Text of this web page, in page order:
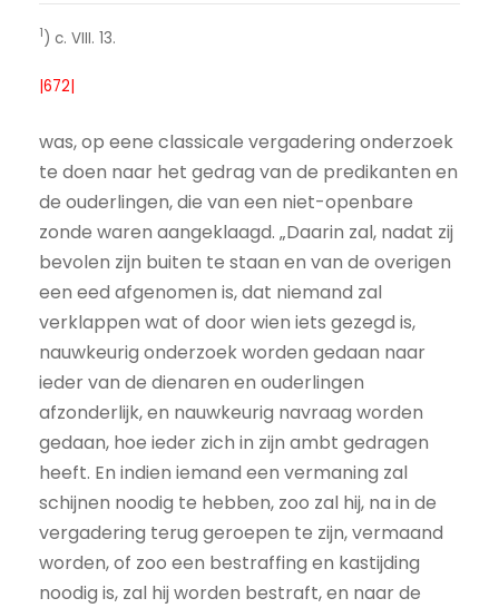
1) c. VIII. 13.
|672|
was, op eene classicale vergadering onderzoek
te doen naar het gedrag van de predikanten en
de ouderlingen, die van een niet-openbare
zonde waren aangeklaagd. „Daarin zal, nadat zij
bevolen zijn buiten te staan en van de overigen
een eed afgenomen is, dat niemand zal
verklappen wat of door wien iets gezegd is,
nauwkeurig onderzoek worden gedaan naar
ieder van de dienaren en ouderlingen
afzonderlijk, en nauwkeurig navraag worden
gedaan, hoe ieder zich in zijn ambt gedragen
heeft. En indien iemand een vermaning zal
schijnen noodig te hebben, zoo zal hij, na in de
vergadering terug geroepen te zijn, vermaand
worden, of zoo een bestraffing en kastijding
noodig is, zal hij worden bestraft, en naar de